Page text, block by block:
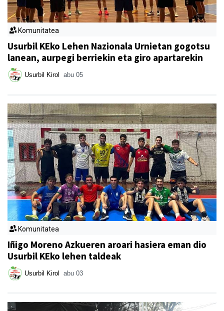
Komunitatea
Usurbil KEko Lehen Nazionala Urnietan gogotsu
lanean, aurpegi berriekin eta giro apartarekin
Usurbil Kirol abu 05
Komunitatea
Iñigo Moreno Azkueren aroari hasiera eman dio
Usurbil KEko lehen taldeak
Usurbil Kirol abu 03